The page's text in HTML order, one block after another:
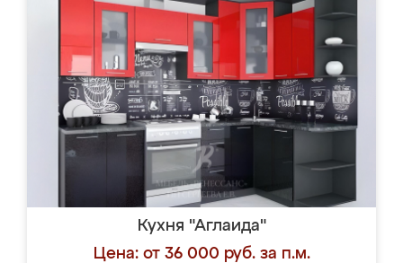
Кухня "Аглаида"
Цена: от 36 000 руб. за п.м.